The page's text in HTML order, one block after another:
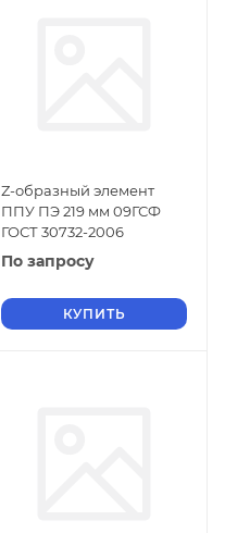
Z-образный элемент
ППУ ПЭ 219 мм 09ГСФ
ГОСТ 30732-2006
По запросу
КУПИТЬ